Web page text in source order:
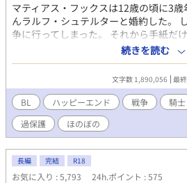
マティアス・フックスは12歳の頃に3
んラルフ・シュテルターと婚約した。
争に行ってしまった。 それから手紙だ
5年、戦争は終わり彼は帰ってくること
いたが、そこに現れたのは鋭い目つき
て待っていたらナイフを首に当てられ
ェーンメイルを着て完全武装をして現
様に僕は振り回されることになった。
要素多め。 R18シーンはタイトルに※つ
那様が帰ってきました。 一章で完結し
二章で新たなスタートをきります。 ラ
ートするのか、マティアスの気苦労は
しみに(*^^*)
続きを読む
文字数 1,890,056 最
BL ハッピーエンド 戦争 騎士
過保護
ほのぼの
長編 完結 R18
お気に入り : 5,793 24h.ポイント : 575